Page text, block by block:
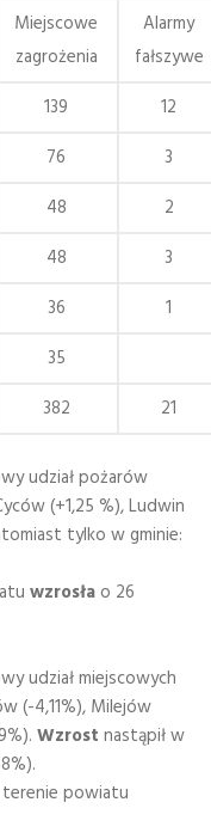
Miejscowe
zagrożenia
Alarmy
fałszywe
139
12
76
3
48
2
48
3
36
1
35
382 21
udział pożarów
(+1,25 %), Ludwin
tylko w gminie:
wzrosła o 26
udział miejscowych
(-4,11%), Milejów
Wzrost nastąpił w
terenie powiatu